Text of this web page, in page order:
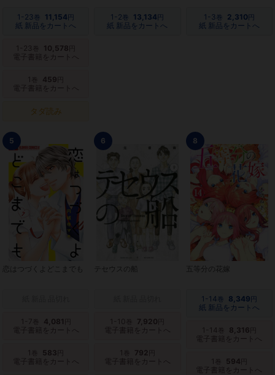
1-23巻 11,154 円
紙 新品をカートへ
1-23 10,578
電子書籍をカートへ
1 459
電子書籍をカートへ
タダ読み
1-2巻 13,134 円
紙 新品をカートへ
1-3巻 2,310 円
紙 新品をカートへ
5
恋はつづくよどこまでも
1-7 巻 4,081
電子書籍をカートへ
1 巻 583
電子書籍をカートへ
6
テセウスの船
1-10 巻 7,920
電子書籍をカートへ
1 巻 792
電子書籍をカートへ
8
五等分の花嫁
1-14巻 8,349 円
紙 新品をカートへ
1-14 巻 8,316
電子書籍をカートへ
1 巻 594
電子書籍をカートへ